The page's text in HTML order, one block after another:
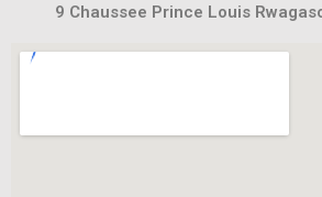
9 Chaussee Prince Louis